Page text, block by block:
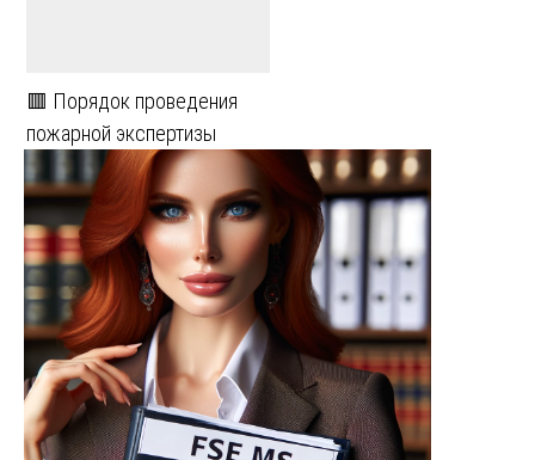
🟥 Порядок проведения
пожарной экспертизы